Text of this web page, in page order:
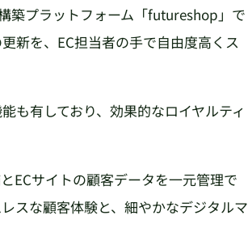
築プラットフォーム「futureshop」で
新を、EC担当者の手で自由度高くス
も有しており、効果的なロイヤルティ
ECサイトの顧客データを一元管理で
スな顧客体験と、細やかなデジタルマ